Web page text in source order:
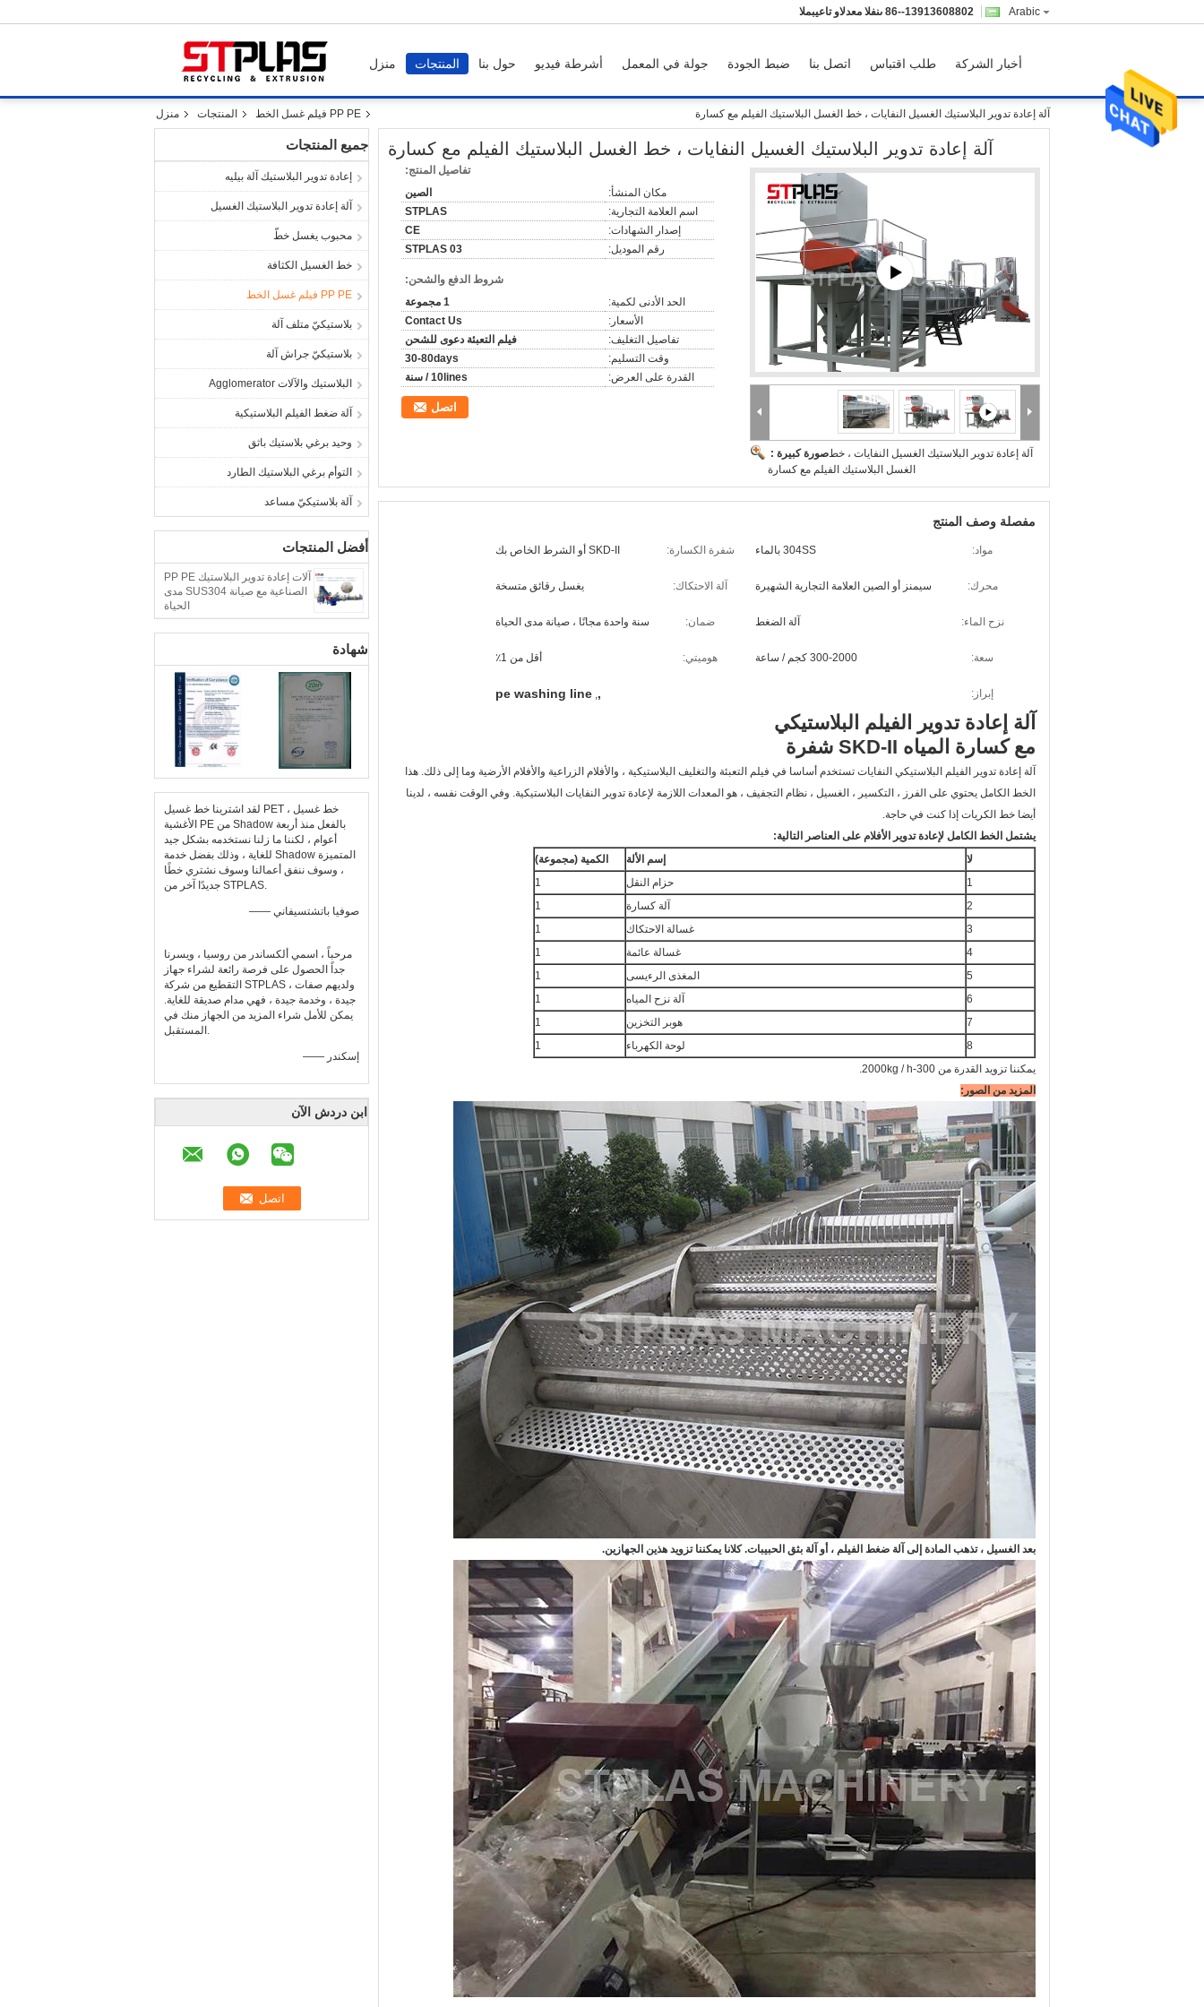
Arabic المبيعات والدعم الفنى 86--13913608802
منزل المنتجات حول بنا أشرطة فيديو جولة في المعمل ضبط الجودة اتصل بنا طلب اقتباس أخبار الشركة
منزل المنتجات PP PE فيلم غسل الخط آلة إعادة تدوير البلاستيك الغسيل النفايات ، خط الغسل البلاستيك الفيلم مع كسارة
جميع المنتجات
إعادة تدوير البلاستيك آلة بيليه
آلة إعادة تدوير البلاستيك الغسيل
محبوب يغسل خطّ
خط الغسيل الكثافة
PP PE فيلم غسل الخط
بلاستيكيّ متلف آلة
بلاستيكيّ جراش آلة
البلاستيك والآلات Agglomerator
آلة ضغط الفيلم البلاستيكية
وحيد برغي بلاستيك باثق
التوأم برغي البلاستيك الطارد
آلة بلاستيكيّ مساعد
أفضل المنتجات
آلات إعادة تدوير البلاستيك PP PE
الصناعية مع صيانة SUS304 مدى
الحياة
شهادة
لقد اشترينا خط غسيل PET ، خط غسيل
الأغشية PE من Shadow بالفعل منذ أربعة
أعوام ، لكننا ما زلنا نستخدمه بشكل جيد
للغاية ، وذلك بفضل خدمة Shadow المتميزة
، وسوف ننفق أعمالنا وسوف نشتري خطًا
جديدًا آخر من STPLAS.
—— صوفيا باتشتسيفاني
مرحباً ، اسمي ألكساندر من روسيا ، ويسرنا
جداً الحصول على فرصة رائعة لشراء جهاز
التقطيع من شركة STPLAS ، ولديهم صفات
جيدة ، وخدمة جيدة ، فهي مدام صديقة للغاية.
يمكن للأمل شراء المزيد من الجهاز منك في
المستقبل.
—— إسكندر
ابن دردش الآن
آلة إعادة تدوير البلاستيك الغسيل النفايات ، خط الغسل البلاستيك الفيلم مع كسارة
صورة كبيرة :آلة إعادة تدوير البلاستيك الغسيل النفايات ، خط
الغسل البلاستيك الفيلم مع كسارة
تفاصيل المنتج:
مكان المنشأ:
الصين
اسم العلامة التجارية:
STPLAS
إصدار الشهادات:
CE
رقم الموديل:
STPLAS 03
شروط الدفع والشحن:
الحد الأدنى لكمية:
1 مجموعة
الأسعار:
Contact Us
تفاصيل التغليف:
فيلم التعبئة دعوى للشحن
وقت التسليم:
30-80days
القدرة على العرض:
10lines / سنة
اتصل
مفصلة وصف المنتج
مواد: 304SS بالماء شفرة الكسارة: SKD-II أو الشرط الخاص بك
محرك: سيمنز أو الصين العلامة التجارية الشهيرة آلة الاحتكاك: يغسل رقائق متسخة
نزح الماء: آلة الضغط ضمان: سنة واحدة مجانًا ، صيانة مدى الحياة
سعة: 300-2000 كجم / ساعة هوميتي: أقل من 1٪
إبراز: ,
,
pe washing line
آلة إعادة تدوير الفيلم البلاستيكي
مع كسارة المياه SKD-II شفرة
آلة إعادة تدوير الفيلم البلاستيكي النفايات تستخدم أساسا في فيلم التعبئة والتغليف البلاستيكية ، والأفلام الزراعية والأفلام الأرضية وما إلى ذلك. هذا
الخط الكامل يحتوي على الفرز ، التكسير ، الغسيل ، نظام التجفيف ، هو المعدات اللازمة لإعادة تدوير النفايات البلاستيكية. وفي الوقت نفسه ، لدينا
أيضا خط الكريات إذا كنت في حاجة.
يشتمل الخط الكامل لإعادة تدوير الأفلام على العناصر التالية:
لا
إسم الألة
الكمية (مجموعة)
1
حزام النقل
1
2
آلة كسارة
1
3
غسالة الاحتكاك
1
4
غسالة عائمة
1
5
المغذى الرءيسى
1
6
آلة نزح المياه
1
7
هوبر التخزين
1
8
لوحة الكهرباء
1
يمكننا تزويد القدرة من 300-2000kg / h.
المزيد من الصور:
بعد الغسيل ، تذهب المادة إلى آلة ضغط الفيلم ، أو آلة بثق الحبيبات. كلانا يمكننا تزويد هذين الجهازين.